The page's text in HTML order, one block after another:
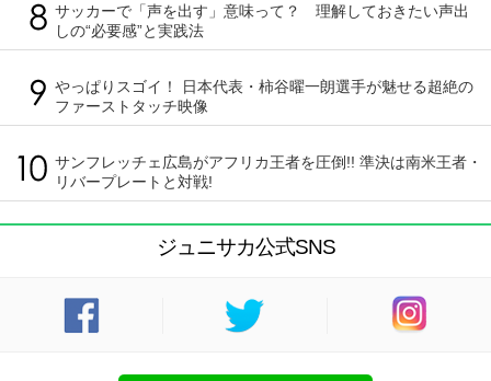
サッカーで「声を出す」意味って？ 理解しておきたい声出
しの“必要感”と実践法
やっぱりスゴイ！ 日本代表・柿谷曜一朗選手が魅せる超絶の
ファーストタッチ映像
サンフレッチェ広島がアフリカ王者を圧倒!! 準決は南米王者・
リバープレートと対戦!
ジュニサカ公式SNS